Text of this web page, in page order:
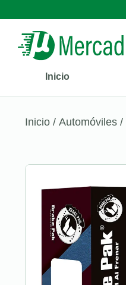
Inicio
Inicio / Automóviles /